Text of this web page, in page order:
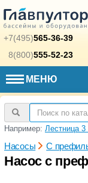
+7(495)565-36-39
8(800)555-52-23
МЕНЮ
Например: Лестница 3
Насосы С
Насос с